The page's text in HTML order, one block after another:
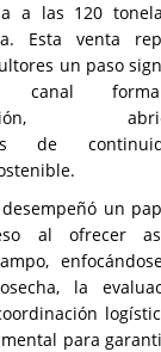
a las 120
Esta venta
un paso
canal
de
un
al ofrecer
la
para